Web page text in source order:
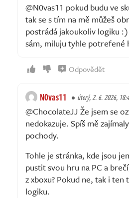
@N0vas11 pokud budu ve
tak se s tím na mě můžeš
postrádá jakoukoliv logiku
sám, miluju tyhle potrefené
Odpovědět
N0vas11 úterý, 2. 6. 2026,
@ChocolateJJ Že jsem se
nedokazuje. Spíš mě
pochody.
Tohle je stránka, kde jsou
pustit svou hru na PC a
z xboxu? Pokud ne, tak i
logiku.